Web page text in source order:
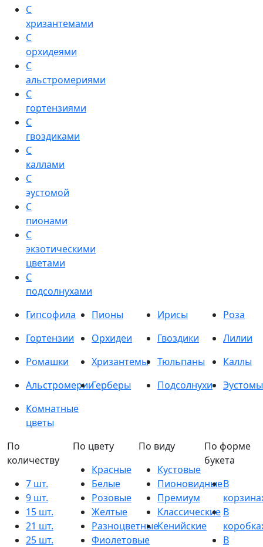
С
хризантемами
С
орхидеями
С
альстромериями
С
гортензиями
С
гвоздиками
С
каллами
С
эустомой
С
пионами
С
экзотическими
цветами
С
подсолнухами
Гипсофила
Пионы Ирисы
Роза
Гортензии
Орхидеи Гвоздики
Лилии
Ромашки
Хризантемы Тюльпаны
Каллы
АльстромерииГерберы Подсолнухи
Эустомы
Комнатные
цветы
По
количеству
7 шт.
9 шт.
15 шт.
21 шт.
25 шт.
По цвету
Красные
Белые
Розовые
Желтые
Разноцветные
Фиолетовые
По виду
Кустовые
Пионовидные
Премиум
Классические
Кенийские
По форме
букета
В
В
В